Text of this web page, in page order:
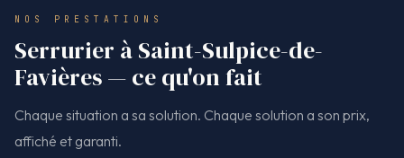
NOS PRESTATIONS
Serrurier à Saint-Sulpice-de-
Favières — ce qu'on fait
Chaque situation a sa solution. Chaque solution a son prix,
affiché et garanti.